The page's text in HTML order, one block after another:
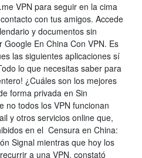
VPN para seguir en la cima
con tus amigos. Accede
y documentos sin
En China Con VPN. Es
las siguientes aplicaciones sí
lo que necesitas saber para
¿Cuáles son los mejores
forma privada en Sin
no todos los VPN funcionan
y otros servicios online que,
en el Censura en China:
Signal mientras que hoy los
a una VPN, constató